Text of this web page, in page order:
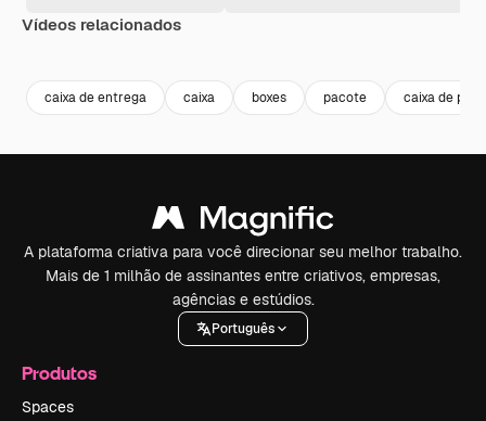
Vídeos relacionados
caixa de entrega caixa boxes pacote caixa de
A plataforma criativa para você direcionar seu melhor trabalho.
Mais de 1 milhão de assinantes entre criativos, empresas,
agências e estúdios.
Português
Produtos
Spaces